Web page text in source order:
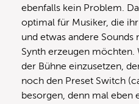
ebenfalls kein Problem.
optimal für Musiker, die
und etwas andere Sounds
Synth erzeugen möchten.
der Bühne einzusetzen,
noch den Preset Switch
besorgen, denn mal eben